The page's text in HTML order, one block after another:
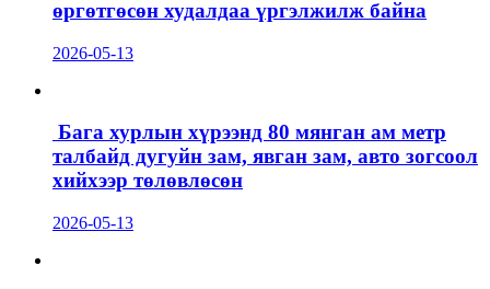
өргөтгөсөн худалдаа үргэлжилж байна
2026-05-13
Бага хурлын хүрээнд 80 мянган ам метр
талбайд дугуйн зам, явган зам, авто зогсоол
хийхээр төлөвлөсөн
2026-05-13